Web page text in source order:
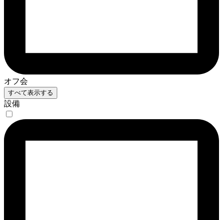
オフ会
すべて表示する
設備